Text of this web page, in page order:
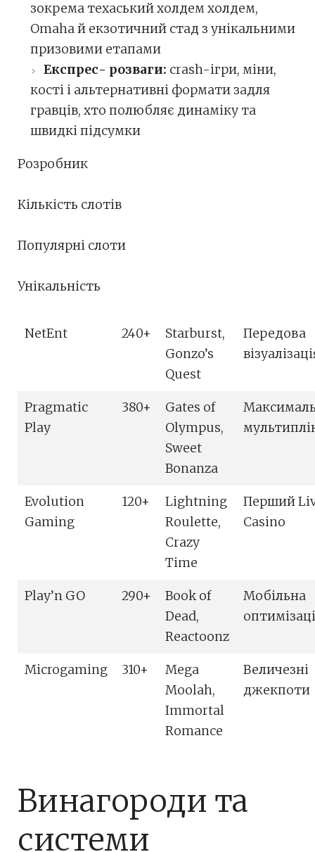
зокрема техаський холдем холдем,
Omaha й екзотичний стад з унікальними
призовими етапами
Експрес- розваги: crash-ігри, міни,
кості і альтернативні формати задля
гравців, хто полюбляє динаміку та
швидкі підсумки
Розробник
Кількість слотів
Популярні слоти
Унікальність
NetEnt 240+
Starburst,
Gonzo’s
Quest
Передова
Pragmatic
Play
380+
Gates of
Olympus,
Sweet
Bonanza
Evolution
Gaming
120+
Lightning
Roulette,
Crazy
Time
Перший
Casino
Play’n GO 290+
Book of
Dead,
Reactoonz
Мобільна
Microgaming 310+
Mega
Moolah,
Immortal
Romance
Величезні
джекпоти
Винагороди та
системи